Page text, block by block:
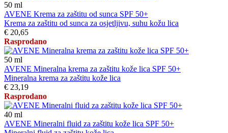
50 ml
AVENE Krema za zaštitu od sunca SPF 50+
Krema za zaštitu od sunca za osjetljivu, suhu kožu lica
€ 20,65
Rasprodano
50 ml
AVENE Mineralna krema za zaštitu kože lica SPF 50+
Mineralna krema za zaštitu kože lica
€ 23,19
Rasprodano
40 ml
AVENE Mineralni fluid za zaštitu kože lica SPF 50+